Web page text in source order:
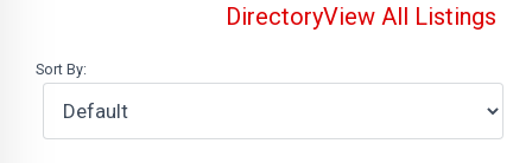
DirectoryView All Listings
Sort By: